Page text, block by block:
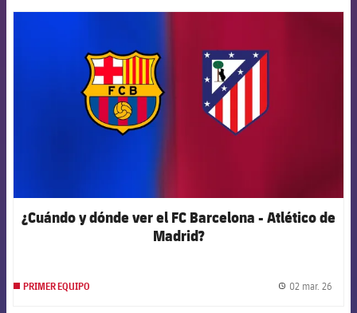
¿Cuándo y dónde ver el FC Barcelona - Atlético de
Madrid?
PRIMER EQUIPO 02 mar. 26